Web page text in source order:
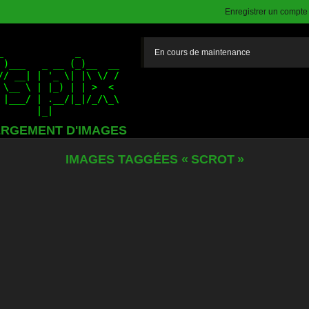
Enregistrer un
D'IMAGES
En cours de maintenance
IMAGES TAGGÉES « SCROT »